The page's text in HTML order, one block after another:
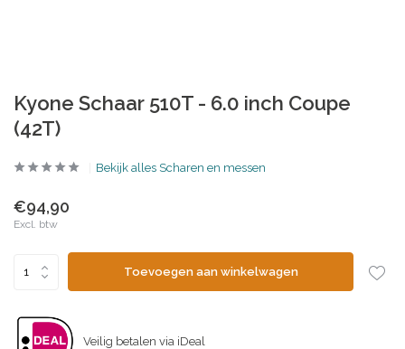
Kyone Schaar 510T - 6.0 inch Coupe
(42T)
Bekijk alles Scharen en messen
€94,90
Excl. btw
Toevoegen aan winkelwagen
Veilig betalen via iDeal